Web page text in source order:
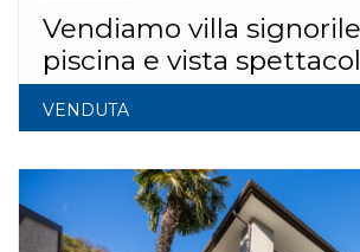
Vendiamo villa
piscina e vista
VENDUTA